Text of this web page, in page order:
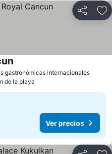
Compartir
gastronómicas internacionalesVer
Ver precios
de la playa
Ver precios